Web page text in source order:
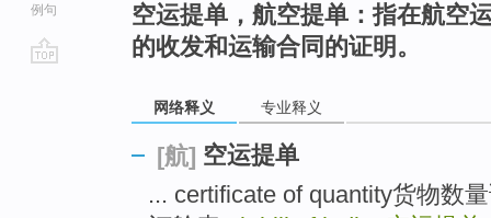
例句
空运提单，航空提单：指在航空
的收发和运输合同的证明。
网络释义 专业释义
[航] 空运提单
... certificate of quantity货物数